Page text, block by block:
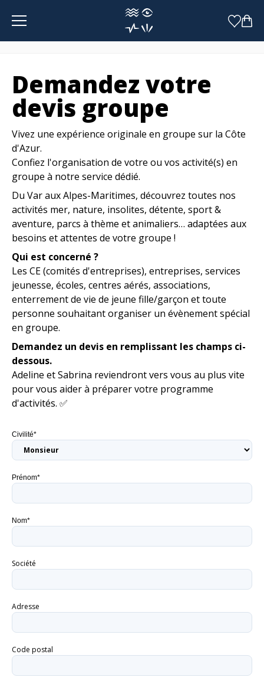
Panneau de gestion des cookies
Demandez votre
devis groupe
Vivez une expérience originale en groupe sur la Côte
d'Azur.
Confiez l'organisation de votre ou vos activité(s) en
groupe à notre service dédié.
Du Var aux Alpes-Maritimes, découvrez toutes nos
activités mer, nature, insolites, détente, sport &
aventure, parcs à thème et animaliers… adaptées aux
besoins et attentes de votre groupe !
Qui est concerné ?
Les CE (comités d'entreprises), entreprises, services
jeunesse, écoles, centres aérés, associations,
enterrement de vie de jeune fille/garçon et toute
personne souhaitant organiser un évènement spécial
en groupe.
Demandez un devis en remplissant les champs ci-
dessous.
Adeline et Sabrina reviendront vers vous au plus vite
pour vous aider à préparer votre programme
d'activités. ✅
Civilité*
Prénom*
Nom*
Société
Adresse
Code postal